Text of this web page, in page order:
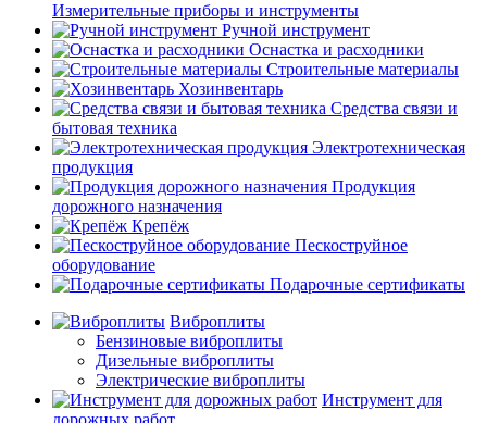
Измерительные приборы и инструменты
Ручной инструмент
Оснастка и расходники
Строительные материалы
Хозинвентарь
Средства связи и
бытовая техника
Электротехническая
продукция
Продукция
дорожного назначения
Крепёж
Пескоструйное
оборудование
Подарочные сертификаты
Виброплиты
Бензиновые виброплиты
Дизельные виброплиты
Электрические виброплиты
Инструмент для
дорожных работ